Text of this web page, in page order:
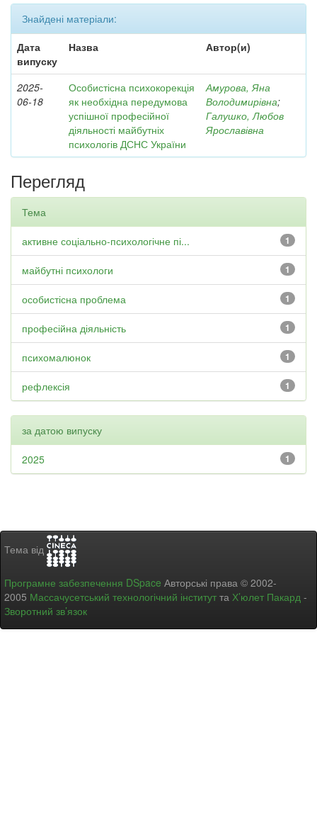
Знайдені матеріали:
Дата
випуску
Назва Автор(и)
2025-
06-18
Особистісна психокорекція
як необхідна передумова
успішної професійної
діяльності майбутніх
психологів ДСНС України
Амурова, Яна
Володимирівна;
Галушко, Любов
Ярославівна
Перегляд
Тема
1
активне соціально-психологічне пі...
1
майбутні психологи
1
особистісна проблема
1
професійна діяльність
1
психомалюнок
1
рефлексія
за датою випуску
1
2025
Тема від
Програмне забезпечення DSpace Авторські права © 2002-
2005 Массачусетський технологічний інститут та Х’юлет Пакард -
Зворотний зв’язок